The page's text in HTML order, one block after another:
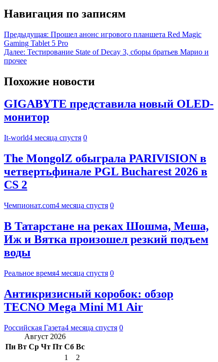
Навигация по записям
Предыдущая: Прошел анонс игрового планшета Red Magic
Gaming Tablet 5 Pro
Далее: Тестирование State of Decay 3, сборы братьев Марио и
прочее
Похожие новости
GIGABYTE представила новый OLED-
монитор
It-world4 месяца спустя 0
The MongolZ обыграла PARIVISION в
четвертьфинале PGL Bucharest 2026 в
CS 2
Чемпионат.com4 месяца спустя 0
В Татарстане на реках Шошма, Меша,
Иж и Вятка произошел резкий подъем
воды
Реальное время4 месяца спустя 0
Антикризисный коробок: обзор
TECNO Mega Mini M1 Air
Российская Газета4 месяца спустя 0
Август 2026
Пн Вт Ср Чт Пт Сб Вс
1
2